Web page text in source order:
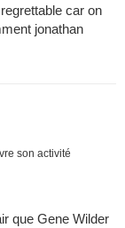
car on
jonathan
son activité
que Gene Wilder